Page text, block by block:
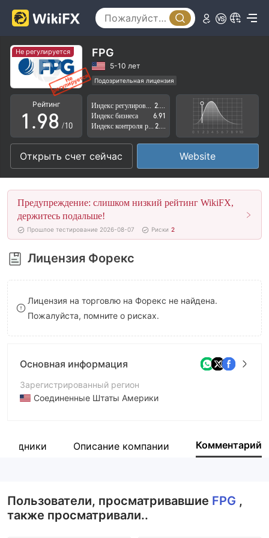
Не регулируется FPG
5-10 лет
Подозрительная лицензия
Регион деятельности подозрителен
Высокие потенциальные риски
Рейтинг
0
1
2
3
4
5
6
7
8
9
.
5
6
7
8
9
4
5
6
7
8
9
/10
Индекс бизнеса
6.91
Открыть счет сейчас Website
Предупреждение: слишком низкий рейтинг WikiFX,
держитесь подальше!
Прошлое тестирование 2026-08-07 Риски 2
Лицензия Форекс
Лицензия на торговлю на Форекс не найдена.
Пожалуйста, помните о рисках.
Основная информация
Зарегистрированный регион
Соединенные Штаты Америки
Компания
Описание компании Комментарий
Пользователи, просматривавшие FPG ,
также просматривали..